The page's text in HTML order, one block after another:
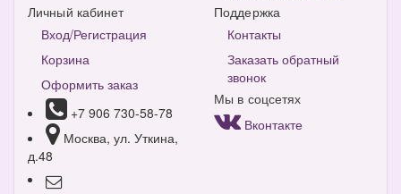
Личный кабинет
Вход/Регистрация
Корзина
Оформить заказ
+7 906 730-58-78
Москва, ул. Уткина,
д.48
Поддержка
Контакты
Заказать обратный
звонок
Мы в соцсетях
Вконтакте